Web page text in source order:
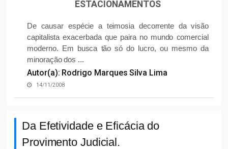
ESTACIONAMENTOS
De causar espécie a teimosia decorrente da visão
capitalista exacerbada que paira no mundo comercial
moderno. Em busca tão só do lucro, ou mesmo da
minoração dos ...
Autor(a): Rodrigo Marques Silva Lima
14/11/2008
Da Efetividade e Eficácia do
Provimento Judicial.